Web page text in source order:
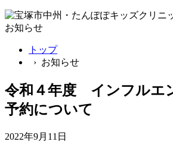
お知らせ
トップ
› お知らせ
令和４年度 インフルエ
予約について
2022年9月11日